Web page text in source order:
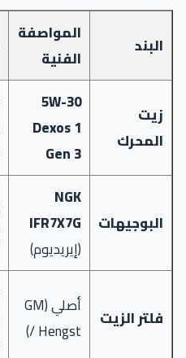
البند
المواصفة
الفنية
زيت
المحرك
5W-30
Dexos 1
Gen 3
البوجيهات
NGK
IFR7X7G
(إيريديوم)
فلتر الزيت
أصلي (GM
/ Hengst)